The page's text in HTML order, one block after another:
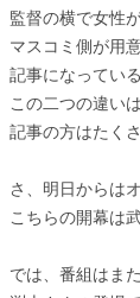
監督の横で女性
マスコミ側が用
記事になってい
この二つの違い
記事の方はたく
さ、明日からは
こちらの開幕は
では、番組はま